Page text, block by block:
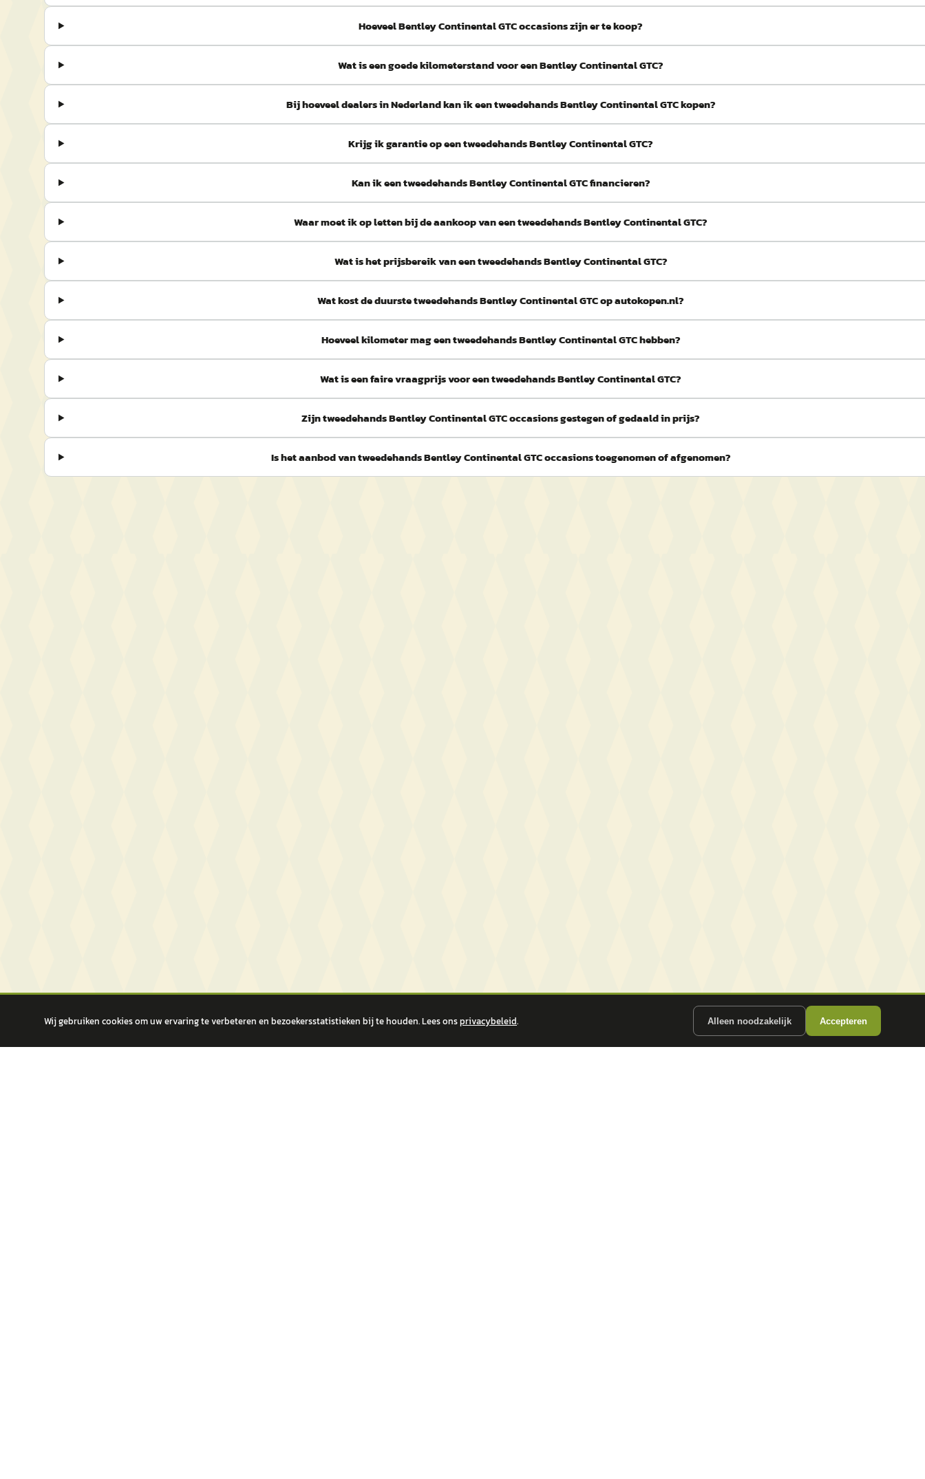
Hoeveel Bentley Continental GTC occasions zijn er te koop?
Wat is een goede kilometerstand voor een Bentley Continental GTC?
Bij hoeveel dealers in Nederland kan ik een tweedehands Bentley Continental GTC kopen?
Krijg ik garantie op een tweedehands Bentley Continental GTC?
Kan ik een tweedehands Bentley Continental GTC financieren?
Waar moet ik op letten bij de aankoop van een tweedehands Bentley Continental GTC?
Wat is het prijsbereik van een tweedehands Bentley Continental GTC?
Wat kost de duurste tweedehands Bentley Continental GTC op autokopen.nl?
Hoeveel kilometer mag een tweedehands Bentley Continental GTC hebben?
Wat is een faire vraagprijs voor een tweedehands Bentley Continental GTC?
Zijn tweedehands Bentley Continental GTC occasions gestegen of gedaald in prijs?
Is het aanbod van tweedehands Bentley Continental GTC occasions toegenomen of afgenomen?
Wij gebruiken cookies om uw ervaring te verbeteren en bezoekersstatistieken bij te houden. Lees onsprivacybeleid. Alleen noodzakelijk Accepteren